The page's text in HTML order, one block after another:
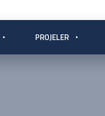
PROJELER